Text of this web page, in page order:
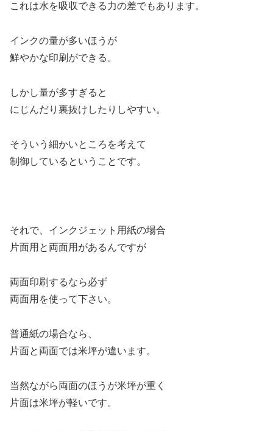
これは水を吸収できる力の差でもあります。
インクの量が多いほうが
鮮やかな印刷ができる。
しかし量が多すぎると
にじんだり裏抜けしたりしやすい。
そういう細かいところを考えて
制御しているということです。
それで、インクジェット用紙の場合
片面用と両面用があるんですが
両面印刷するなら必ず
両面用を使って下さい。
普通紙の場合なら、
片面と両面では米坪が違います。
当然ながら両面のほうが米坪が重く
片面は米坪が軽いです。